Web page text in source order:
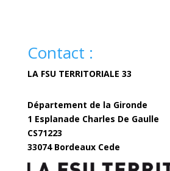
Contact :
LA FSU TERRITORIALE 33
Département de la Gironde
1 Esplanade Charles De Gaulle
CS71223
33074 Bordeaux Cede